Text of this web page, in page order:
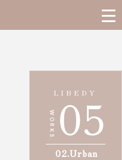
LIBEDY
05
WORKS.
02.Urban